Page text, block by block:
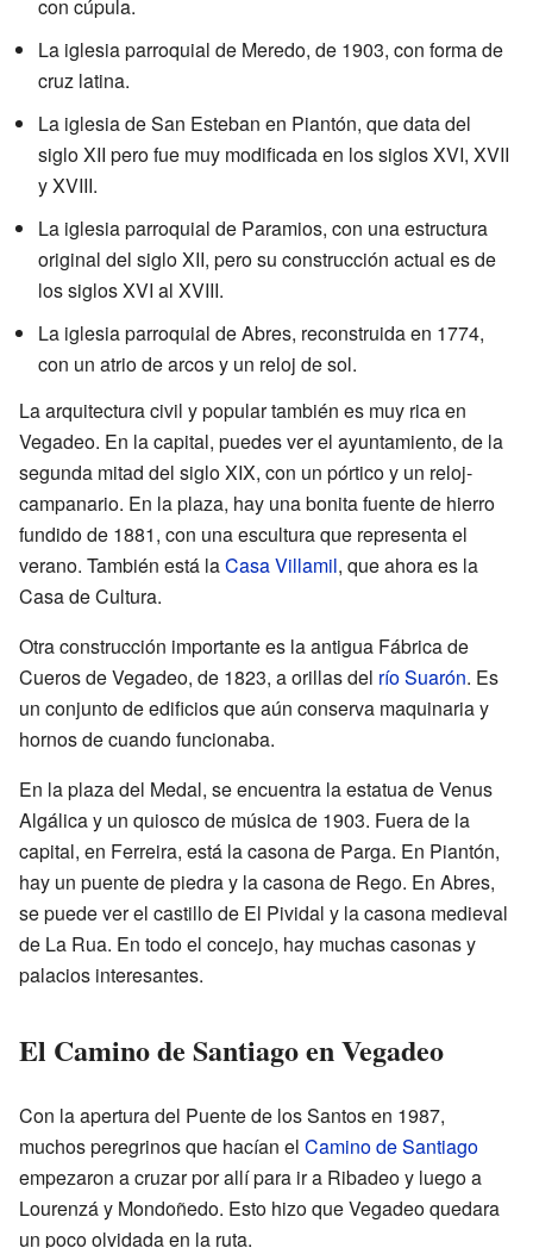
con cúpula.
La iglesia parroquial de Meredo, de 1903, con forma de
cruz latina.
La iglesia de San Esteban en Piantón, que data del
siglo XII pero fue muy modificada en los siglos XVI, XVII
y XVIII.
La iglesia parroquial de Paramios, con una estructura
original del siglo XII, pero su construcción actual es de
los siglos XVI al XVIII.
La iglesia parroquial de Abres, reconstruida en 1774,
con un atrio de arcos y un reloj de sol.
La arquitectura civil y popular también es muy rica en
Vegadeo. En la capital, puedes ver el ayuntamiento, de la
segunda mitad del siglo XIX, con un pórtico y un reloj-
campanario. En la plaza, hay una bonita fuente de hierro
fundido de 1881, con una escultura que representa el
verano. También está laCasa Villamil, que ahora es la
Casa de Cultura.
Otra construcción importante es la antigua Fábrica de
Cueros de Vegadeo, de 1823, a orillas del río Suarón. Es
un conjunto de edificios que aún conserva maquinaria y
hornos de cuando funcionaba.
En la plaza del Medal, se encuentra la estatua de Venus
Algálica y un quiosco de música de 1903. Fuera de la
capital, en Ferreira, está la casona de Parga. En Piantón,
hay un puente de piedra y la casona de Rego. En Abres,
se puede ver el castillo de El Pividal y la casona medieval
de La Rua. En todo el concejo, hay muchas casonas y
palacios interesantes.
El Camino de Santiago en Vegadeo
Con la apertura del Puente de los Santos en 1987,
muchos peregrinos que hacían el Camino de Santiago
empezaron a cruzar por allí para ir a Ribadeo y luego a
Lourenzá y Mondoñedo. Esto hizo que Vegadeo quedara
un poco olvidada en la ruta.